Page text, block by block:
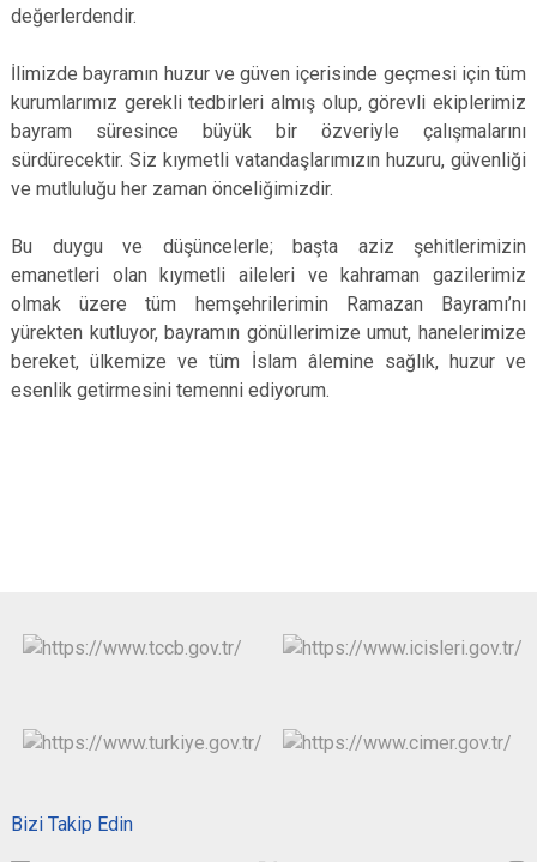
değerlerdendir.
İlimizde bayramın huzur ve güven içerisinde geçmesi için tüm
kurumlarımız gerekli tedbirleri almış olup, görevli ekiplerimiz
bayram süresince büyük bir özveriyle çalışmalarını
sürdürecektir. Siz kıymetli vatandaşlarımızın huzuru, güvenliği
ve mutluluğu her zaman önceliğimizdir.
Bu duygu ve düşüncelerle; başta aziz şehitlerimizin
emanetleri olan kıymetli aileleri ve kahraman gazilerimiz
olmak üzere tüm hemşehrilerimin Ramazan Bayramı’nı
yürekten kutluyor, bayramın gönüllerimize umut, hanelerimize
bereket, ülkemize ve tüm İslam âlemine sağlık, huzur ve
esenlik getirmesini temenni ediyorum.
Bizi Takip Edin